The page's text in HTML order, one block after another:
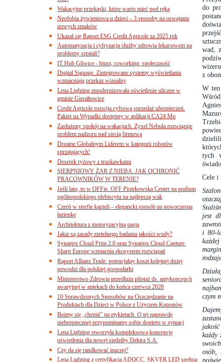
do
wad,
z
W ten
tych
Cele i
jest
i 80-
czym
każdy
osób,
Wakacyjne przekąski, które warto mieć pod ręką
Neofobia żywieniowa u dzieci – 3 sposoby na oswajanie
nowych smaków
Ukazał się Raport ESG Credit Agricole za 2025 rok
Automatyzacja i cyfryzacja służby zdrowia lekarstwem na
problemy szpitali?
IT Hub Gliwice - biura, coworking, społeczność
Digital Signage. Zintegrowane systemy wyświetlania
wzmacniają przekaz wizualny
Lena Lighting zmodernizowała oświetlenie uliczne w
gminie Gierałtowice
Credit Agricole rozwija cyfrową sprzedaż ubezpieczeń.
Pakiet na Wypadki dostępny w aplikacji CA24 Mo
Zasłużony spokój na wakacjach. Zyxel Nebula rozwiązuje
problem nadzoru nad siecią firmową
Dreame Globalnym Liderem w kategorii robotów
sprzątających!
Deserek ryżowy z truskawkami
SIERPNIOWY ŻAR Z NIEBA. JAK OCHRONIĆ
PRACOWNIKÓW W TERENIE?
Jeśli lato, to w OFFie. OFF Piotrkowska Center na podium
ogólnopolskiego plebiscytu na najlepszą wak
Czerń w strefie kąpieli – elegancki sposób na nowoczesną
łazienkę
Architektura z motoryzacyjną pasją
Jakie są zasady rzetelnego badania jakości wody?
Synappx Cloud Print 2.0 oraz Synappx Cloud Capture.
Sharp Europe wzmacnia ekosystem rozwiązań
Raport Allianz Trade: potencjalny koszt kolejnej dużej
powodzi dla polskiej gospodarki
Ministerstwo Zdrowia przedłuża pilotaż ds. antykoncepcji
awaryjnej w aptekach do końca czerwca 2028
10 Sprawdzonych Sposobów na Oszczędzanie na
Produktach dla Dzieci w Polsce z Użyciem Kuponów
Boimy się „chemii” na etykietach. O tej naprawdę
niebezpiecznej przypominamy sobie dopiero w sytuacj
Lena Lighting stworzyła kompleksową koncepcję
oświetlenia dla nowej siedziby Dektra S.A.
Czy da się randkować inaczej?
Lena Lighting z certyfikacją ADQCC. SKVER LED spełnia